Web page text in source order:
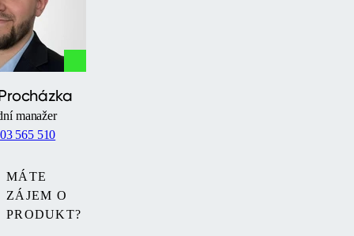
MÁTE
ZÁJEM O
PRODUKT?
manažer
565 510